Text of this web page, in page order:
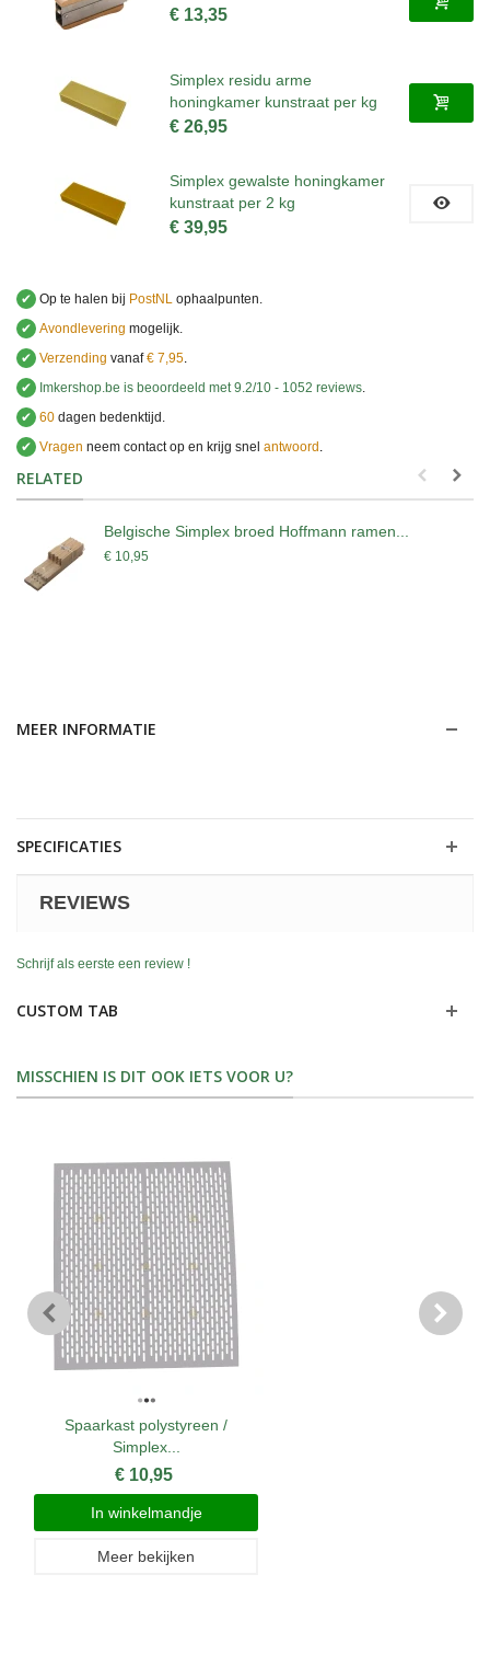
€ 13,35
Simplex residu arme
honingkamer kunstraat per kg
€ 26,95
Simplex gewalste honingkamer
kunstraat per 2 kg
€ 39,95
✔ Op te halen bij PostNL ophaalpunten.
✔ Avondlevering mogelijk.
✔ Verzending vanaf€ 7,95.
✔
Imkershop.be is beoordeeld met9.2/10 - 1052 reviews.
✔ 60 dagen bedenktijd.
✔ Vragen neem contact op en krijg snel antwoord .
RELATED
Belgische Simplex broed Hoffmann ramen...
€ 10,95
MEER INFORMATIE
SPECIFICATIES
REVIEWS
Schrijf als eerste een review !
CUSTOM TAB
MISSCHIEN IS DIT OOK IETS VOOR U?
Spaarkast polystyreen /
Simplex...
€ 10,95
In winkelmandje
Meer bekijken